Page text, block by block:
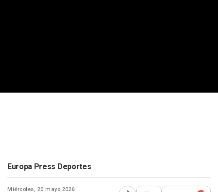
Europa Press Deportes
Miércoles, 20 mayo 2026